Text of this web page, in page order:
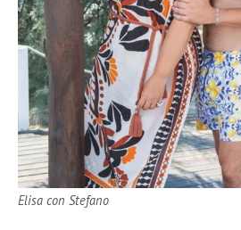
Elisa con Stefano